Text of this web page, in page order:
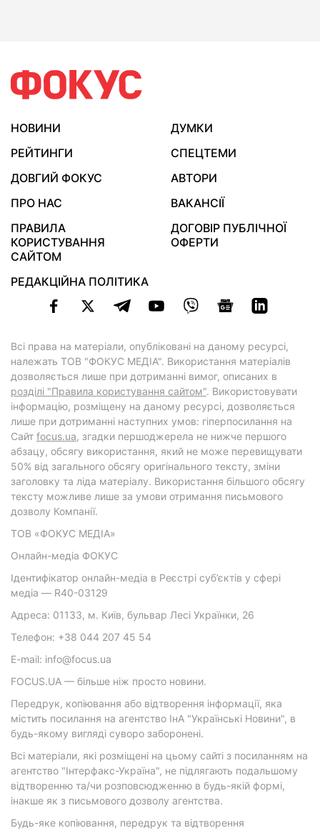
НОВИНИ
ДУМКИ
РЕЙТИНГИ
СПЕЦТЕМИ
ДОВГИЙ ФОКУС
АВТОРИ
ПРО НАС
ВАКАНСІЇ
ПРАВИЛА
КОРИСТУВАННЯ
САЙТОМ
ДОГОВІР ПУБЛІЧНОЇ
ОФЕРТИ
РЕДАКЦІЙНА ПОЛІТИКА
Всі права на матеріали, опубліковані на даному ресурсі,
належать ТОВ "ФОКУС МЕДІА". Використання матеріалів
дозволяється лише при дотриманні вимог, описаних в
розділі "Правила користування сайтом". Використовувати
інформацію, розміщену на даному ресурсі, дозволяється
лише при дотриманні наступних умов: гіперпосилання на
Cайт focus.ua, згадки першоджерела не нижче першого
абзацу, обсягу використання, який не може перевищувати
50% від загального обсягу оригінального тексту, зміни
заголовку та ліда матеріалу. Використання більшого обсягу
тексту можливе лише за умови отримання письмового
дозволу Компанії.
ТОВ «ФОКУС МЕДІА»
Онлайн-медіа ФОКУС
Ідентифікатор онлайн-медіа в Реєстрі суб’єктів у сфері
медіа — R40-03129
Адреса: 01133, м. Київ, бульвар Лесі Українки, 26
Телефон: +38 044 207 45 54
E-mail: info@focus.ua
FOCUS.UA — більше ніж просто новини.
Передрук, копіювання або відтворення інформації, яка
містить посилання на агентство ІнА "Українські Новини", в
будь-якому вигляді суворо заборонені.
Всі матеріали, які розміщені на цьому сайті з посиланням на
агентство "Інтерфакс-Україна", не підлягають подальшому
відтворенню та/чи розповсюдженню в будь-якій формі,
інакше як з письмового дозволу агентства.
Будь-яке копіювання, передрук та відтворення